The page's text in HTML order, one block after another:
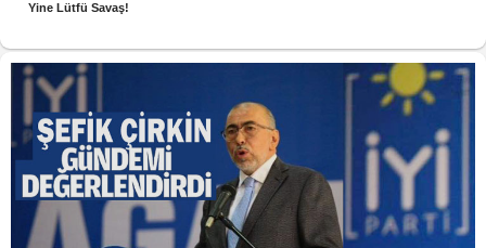
Yine Lütfü Savaş!